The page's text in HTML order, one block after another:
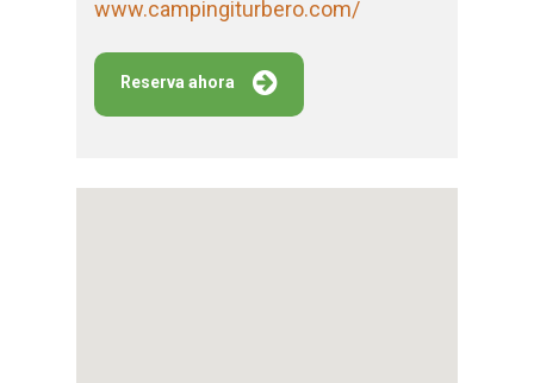
www.campingiturbero.com/
Reserva ahora